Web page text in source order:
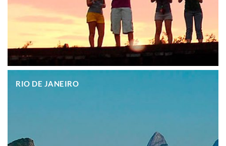
RIO DE JANEIRO